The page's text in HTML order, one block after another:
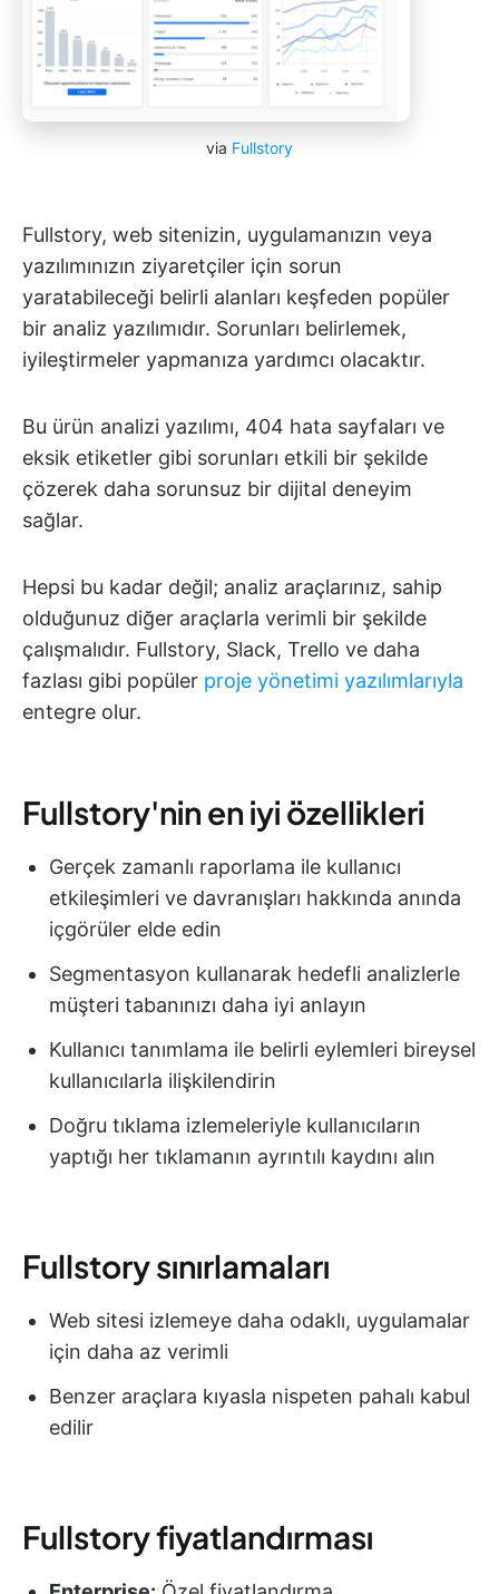
via Fullstory
Fullstory, web sitenizin, uygulamanızın veya
yazılımınızın ziyaretçiler için sorun
yaratabileceği belirli alanları keşfeden popüler
bir analiz yazılımıdır. Sorunları belirlemek,
iyileştirmeler yapmanıza yardımcı olacaktır.
Bu ürün analizi yazılımı, 404 hata sayfaları ve
eksik etiketler gibi sorunları etkili bir şekilde
çözerek daha sorunsuz bir dijital deneyim
sağlar.
Hepsi bu kadar değil; analiz araçlarınız, sahip
olduğunuz diğer araçlarla verimli bir şekilde
çalışmalıdır. Fullstory, Slack, Trello ve daha
fazlası gibi popüler proje yönetimi yazılımlarıyla
entegre olur.
Fullstory'nin en iyi özellikleri
Gerçek zamanlı raporlama ile kullanıcı
etkileşimleri ve davranışları hakkında anında
içgörüler elde edin
Segmentasyon kullanarak hedefli analizlerle
müşteri tabanınızı daha iyi anlayın
Kullanıcı tanımlama ile belirli eylemleri bireysel
kullanıcılarla ilişkilendirin
Doğru tıklama izlemeleriyle kullanıcıların
yaptığı her tıklamanın ayrıntılı kaydını alın
Fullstory sınırlamaları
Web sitesi izlemeye daha odaklı, uygulamalar
için daha az verimli
Benzer araçlara kıyasla nispeten pahalı kabul
edilir
Fullstory fiyatlandırması